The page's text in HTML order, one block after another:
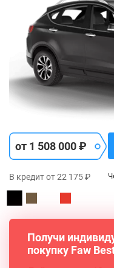
от 1 508 000 ₽
В кредит от 22 175 ₽
Получи
покупку Faw